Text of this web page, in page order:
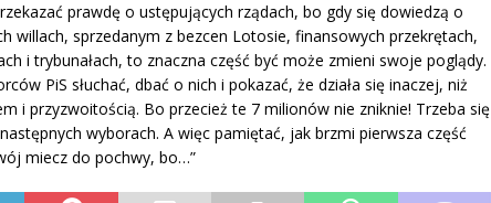
prawdę o ustępujących rządach, bo gdy się dowiedzą o
willach, sprzedanym z bezcen Lotosie, finansowych przekrętach,
i trybunałach, to znaczna część być może zmieni swoje poglądy.
PiS słuchać, dbać o nich i pokazać, że działa się inaczej, niż
i przyzwoitością. Bo przecież te 7 milionów nie zniknie! Trzeba się
wyborach. A więc pamiętać, jak brzmi pierwsza część
miecz do pochwy, bo…”